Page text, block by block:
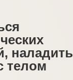
наладить
телом